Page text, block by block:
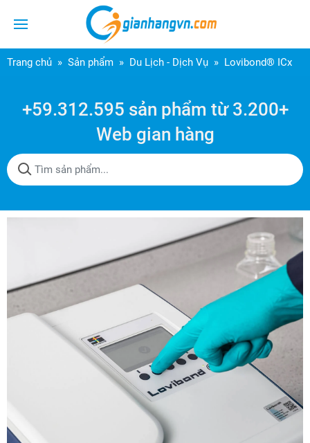
Trang chủ Sản phẩm Du Lịch - Dịch Vụ Lovibond® ICx
+59.312.595 sản phẩm từ 3.200+
Web gian hàng